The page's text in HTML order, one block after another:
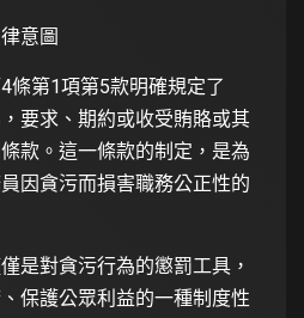
意圖
條第1項第5款明確規定了
要求、期約或收受賄賂或其
款。這一條款的制定，是為
因貪污而損害職務公正性的
是對貪污行為的懲罰工具，
保護公眾利益的一種制度性